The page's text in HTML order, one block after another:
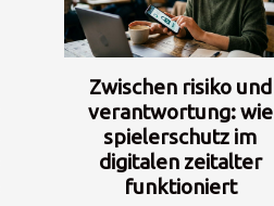
Zwischen risiko und
verantwortung: wie
spielerschutz im
digitalen zeitalter
funktioniert